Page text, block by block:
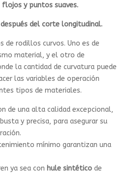
flojos y puntos suaves.
después del corte longitudinal.
de rodillos curvos. Uno es de
material, y el otro de
la cantidad de curvatura puede
las variables de operación
tipos de materiales.
de una alta calidad excepcional,
y precisa, para asegurar su
mínimo garantizan una
ya sea con hule sintético de